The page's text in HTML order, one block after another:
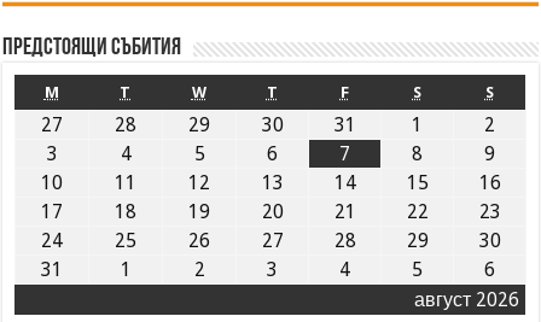
Предстоящи събития
август 2026
M T W T F S S
27 28 29 30 31 1
2
3
4 5 6 7 8
9
10
11 12 13 14 15
16
17
18 19 20 21 22
23
24
25 26 27 28 29
30
31
1 2 3 4 5 6